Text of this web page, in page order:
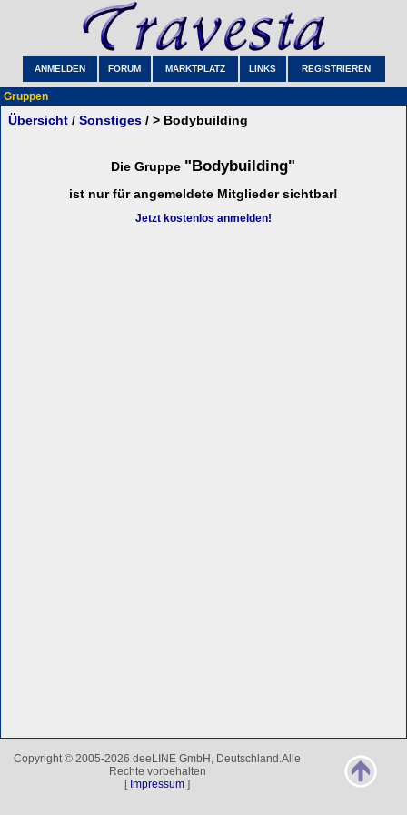
ANMELDEN FORUM MARKTPLATZ LINKS REGISTRIEREN
Gruppen
Übersicht / Sonstiges / > Bodybuilding
Die Gruppe "Bodybuilding"
ist nur für angemeldete Mitglieder sichtbar!
Jetzt kostenlos anmelden!
Copyright © 2005-2026 deeLINE GmbH, Deutschland.Alle
Rechte vorbehalten
[ Impressum ]